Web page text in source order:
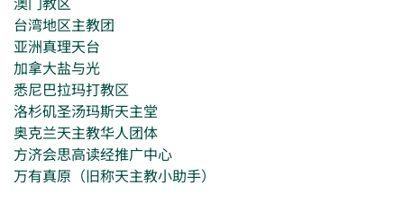
台湾地区主教团
亚洲真理天台
加拿大盐与光
悉尼巴拉玛打教区
洛杉矶圣汤玛斯天主堂
奥克兰天主教华人团体
方济会思高读经推广中心
万有真原（旧称天主教小助手）